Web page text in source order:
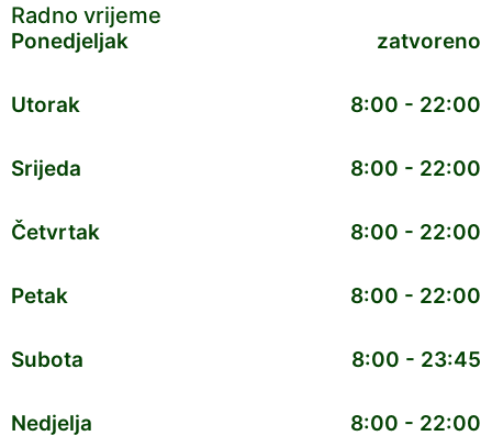
Radno vrijeme
Ponedjeljak zatvoreno
Utorak 8:00 - 22:00
Srijeda 8:00 - 22:00
Četvrtak 8:00 - 22:00
Petak 8:00 - 22:00
Subota 8:00 - 23:45
Nedjelja 8:00 - 22:00